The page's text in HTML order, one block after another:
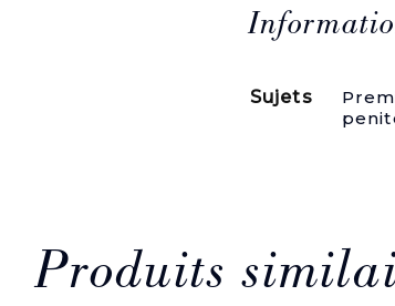
de
sir
Hutchinson,
de
M.
Sujets
Produits